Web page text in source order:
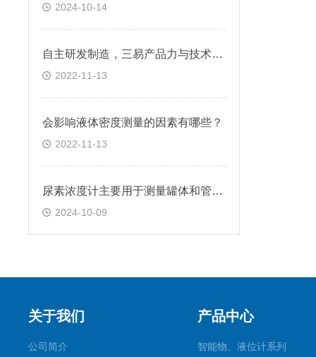
2024-10-14
自主研发制造，三易产品力与技术行业
2022-11-13
会影响液体密度测量的因素有哪些？
2022-11-13
尿素浓度计主要用于测量罐体和管道中液体介质的浓度
2024-10-09
关于我们
公司简介
产品中心
智能物、液位计系列